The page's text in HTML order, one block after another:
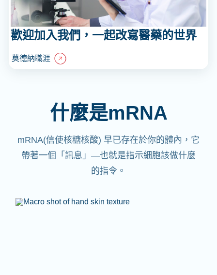
歡迎加入我們，一起改寫醫藥的世界
莫德納職涯
什麼是mRNA
mRNA(信使核糖核酸) 早已存在於你的體內，它
帶著一個「訊息」—也就是指示細胞該做什麼
的指令。